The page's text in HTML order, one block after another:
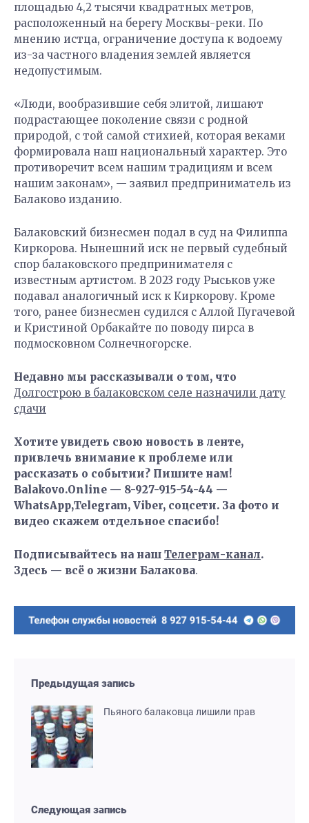
площадью 4,2 тысячи квадратных метров,
расположенный на берегу Москвы-реки. По
мнению истца, ограничение доступа к водоему
из-за частного владения землей является
недопустимым.
«Люди, вообразившие себя элитой, лишают
подрастающее поколение связи с родной
природой, с той самой стихией, которая веками
формировала наш национальный характер. Это
противоречит всем нашим традициям и всем
нашим законам», — заявил предприниматель из
Балаково изданию.
Балаковский бизнесмен подал в суд на Филиппа
Киркорова. Нынешний иск не первый судебный
спор балаковского предпринимателя с
известным артистом. В 2023 году Рыськов уже
подавал аналогичный иск к Киркорову. Кроме
того, ранее бизнесмен судился с Аллой Пугачевой
и Кристиной Орбакайте по поводу пирса в
подмосковном Солнечногорске.
Недавно мы рассказывали о том, что
Долгострою в балаковском селе назначили дату
сдачи
Хотите увидеть свою новость в ленте,
привлечь внимание к проблеме или
рассказать о событии? Пишите нам!
Balakovo.Online — 8-927-915-54-44 —
WhatsApp,Telegram, Viber, соцсети. За фото и
видео скажем отдельное спасибо!
Подписывайтесь на наш Телеграм-канал.
Здесь — всё о жизни Балакова.
Предыдущая запись
Пьяного балаковца лишили прав
Следующая запись